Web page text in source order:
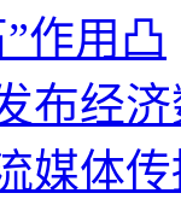
作用凸
布经
媒体